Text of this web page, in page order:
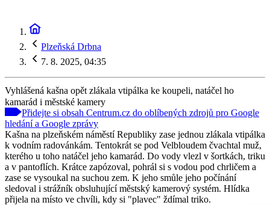
Plzeňská Drbna
7. 8. 2025, 04:35
Vyhlášená kašna opět zlákala vtipálka ke koupeli, natáčel ho
kamarád i městské kamery
Přidejte si obsah Centrum.cz do oblíbených zdrojů pro Google
hledání a Google zprávy
Kašna na plzeňském náměstí Republiky zase jednou zlákala vtipálka
k vodním radovánkám. Tentokrát se pod Velbloudem čvachtal muž,
kterého u toho natáčel jeho kamarád. Do vody vlezl v šortkách, triku
a v pantoflích. Krátce zapózoval, pohrál si s vodou pod chrličem a
zase se vysoukal na suchou zem. K jeho smůle jeho počínání
sledoval i strážník obsluhující městský kamerový systém. Hlídka
přijela na místo ve chvíli, kdy si "plavec" ždímal triko.